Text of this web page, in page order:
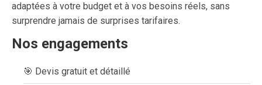
adaptées à votre budget et à vos besoins réels, sans
surprendre jamais de surprises tarifaires.
Nos engagements
🎯 Devis gratuit et détaillé